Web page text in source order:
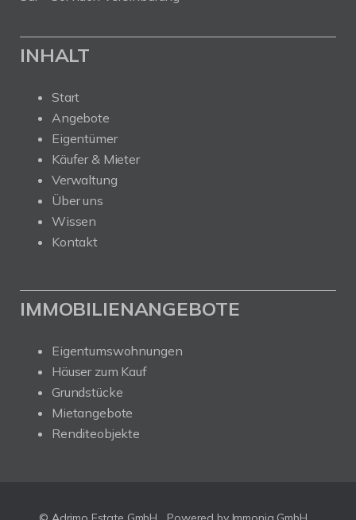
INHALT
Start
Angebote
Eigentümer
Käufer & Mieter
Verwaltung
Über uns
Wissen
Kontakt
IMMOBILIENANGEBOTE
Eigentumswohnungen
Häuser zum Kauf
Grundstücke
Mietangebote
Renditeobjekte